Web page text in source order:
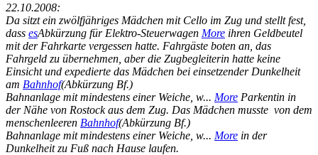
22.10.2008:
Da sitzt ein zwölfjähriges Mädchen mit Cello im Zug und stellt fest,
dass esAbkürzung für Elektro-Steuerwagen More ihren Geldbeutel
mit der Fahrkarte vergessen hatte. Fahrgäste boten an, das
Fahrgeld zu übernehmen, aber die Zugbegleiterin hatte keine
Einsicht und expedierte das Mädchen bei einsetzender Dunkelheit
am Bahnhof(Abkürzung Bf.)
Bahnanlage mit mindestens einer Weiche, w... More Parkentin in
der Nähe von Rostock aus dem Zug. Das Mädchen musste von dem
menschenleeren Bahnhof(Abkürzung Bf.)
Bahnanlage mit mindestens einer Weiche, w... More in der
Dunkelheit zu Fuß nach Hause laufen.